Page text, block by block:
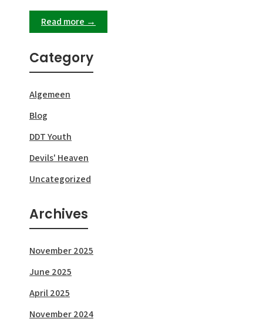
Read more →
Category
Algemeen
Blog
DDT Youth
Devils' Heaven
Uncategorized
Archives
November 2025
June 2025
April 2025
November 2024